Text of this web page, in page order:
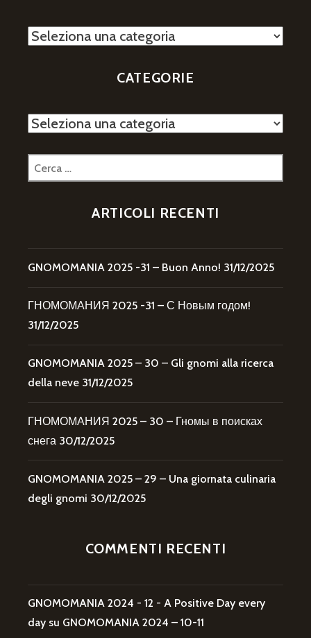
Categorie
CATEGORIE
Categorie
Ricerca
per:
ARTICOLI RECENTI
GNOMOMANIA 2025 -31 – Buon Anno! 31/12/2025
ГНОМОМАНИЯ 2025 -31 – С Новым годом!
31/12/2025
GNOMOMANIA 2025 – 30 – Gli gnomi alla ricerca
della neve 31/12/2025
ГНОМОМАНИЯ 2025 – 30 – Гномы в поисках
снега 30/12/2025
GNOMOMANIA 2025 – 29 – Una giornata culinaria
degli gnomi 30/12/2025
COMMENTI RECENTI
GNOMOMANIA 2024 - 12 - A Positive Day every
day su GNOMOMANIA 2024 – 10-11